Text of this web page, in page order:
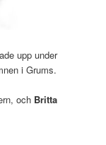
upp under
i Grums.
och Britta